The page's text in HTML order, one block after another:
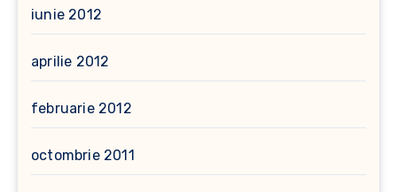
iunie 2012
aprilie 2012
februarie 2012
octombrie 2011